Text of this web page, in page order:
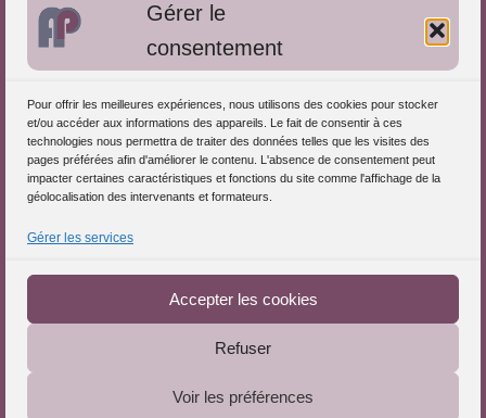
Gérer le
consentement
Pour offrir les meilleures expériences, nous utilisons des cookies pour stocker
et/ou accéder aux informations des appareils. Le fait de consentir à ces
technologies nous permettra de traiter des données telles que les visites des
pages préférées afin d'améliorer le contenu. L'absence de consentement peut
impacter certaines caractéristiques et fonctions du site comme l'affichage de la
géolocalisation des intervenants et formateurs.
Gérer les services
Accepter les cookies
Refuser
Voir les préférences
Approches de l'Analyse des pratiques
S'inscrire dans l'Annuaire
Publiez vos formations
Charte déontologique
Le Portail de l'Analyse des Pratiques © 2025 - Tous droits
Téléchargez le Guide